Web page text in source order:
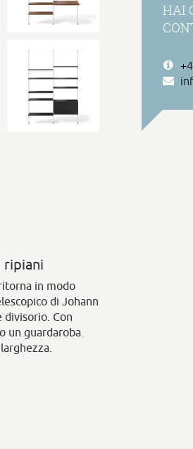
ripiani
in modo
di Johann
divisorio. Con
un guardaroba.
HAI